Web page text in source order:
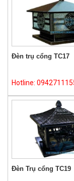
Đèn trụ cổng TC17
Hotline:
Đèn Trụ cổng TC19